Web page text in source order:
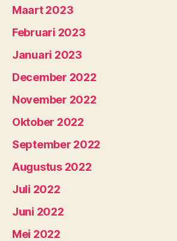
Maart 2023
Februari 2023
Januari 2023
December 2022
November 2022
Oktober 2022
September 2022
Augustus 2022
Juli 2022
Juni 2022
Mei 2022